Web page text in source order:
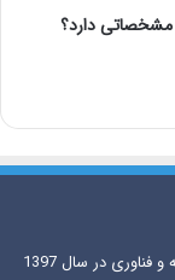
دارد؟
با هدف ارائه اخبار و بررسی های تخصصی در حوزه شبکه و فناوری در سال 1397